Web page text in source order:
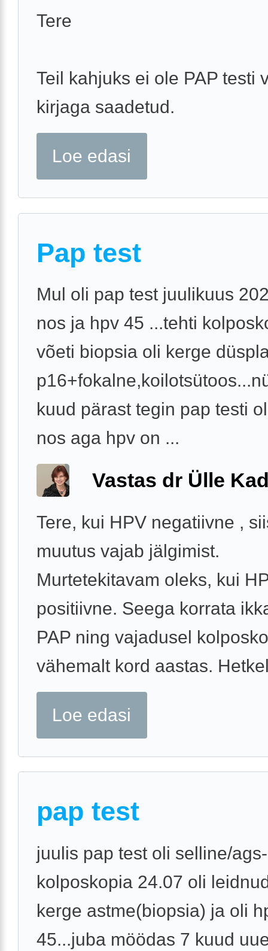
Tere
Teil kahjuks ei ole PAP testi
kirjaga saadetud.
Loe edasi
Pap test
Mul oli pap test juulikuus
nos ja hpv 45 ...tehti
võeti biopsia oli kerge
kuud pärast tegin pap testi
nos aga hpv on ...
Vastas dr Ülle
Tere, kui HPV negatiivne ,
muutus vajab jälgimist.
Murtetekitavam oleks, kui
positiivne. Seega korrata
PAP ning vajadusel
vähemalt kord aastas.
Loe edasi
pap test
juulis pap test oli selline/
kolposkopia 24.07 oli
kerge astme(biopsia) ja oli
45...juba möödas 7 kuud